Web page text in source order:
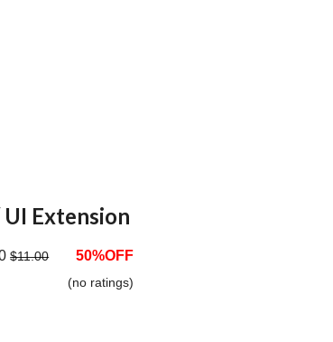
Extension
$11.00 50%OFF
(no ratings)